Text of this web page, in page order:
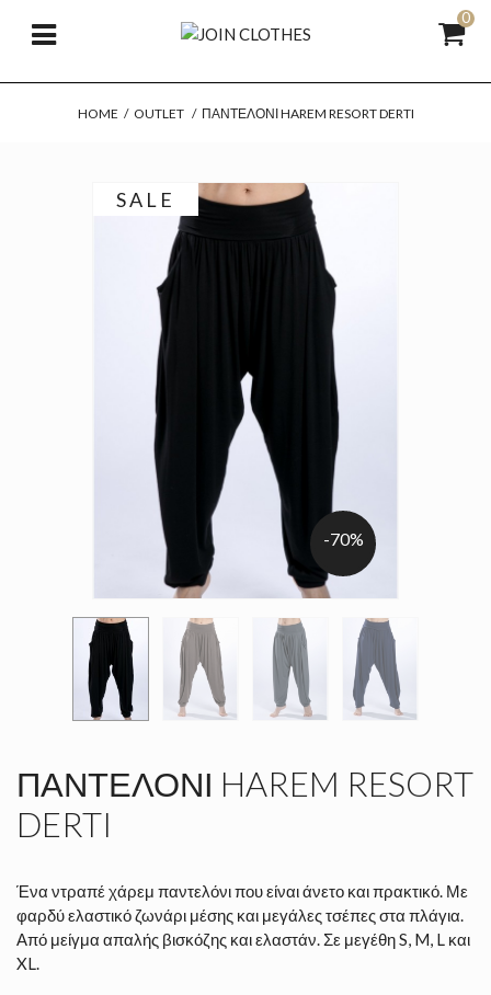
0
HOME / OUTLET / ΠΑΝΤΕΛΌΝΙ HAREM RESORT DERTI
SALE
-70%
ΠΑΝΤΕΛΌΝΙ HAREM RESORT
DERTI
Ένα ντραπέ χάρεμ παντελόνι που είναι άνετο και πρακτικό. Με
φαρδύ ελαστικό ζωνάρι μέσης και μεγάλες τσέπες στα πλάγια.
Από μείγμα απαλής βισκόζης και ελαστάν. Σε μεγέθη S, M, L και
XL.